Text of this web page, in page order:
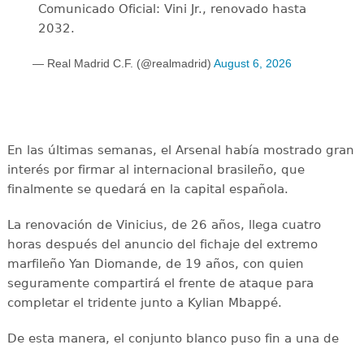
Comunicado Oficial: Vini Jr., renovado hasta
2032.
— Real Madrid C.F. (@realmadrid) August 6, 2026
En las últimas semanas, el Arsenal había mostrado gran
interés por firmar al internacional brasileño, que
finalmente se quedará en la capital española.
La renovación de Vinicius, de 26 años, llega cuatro
horas después del anuncio del fichaje del extremo
marfileño Yan Diomande, de 19 años, con quien
seguramente compartirá el frente de ataque para
completar el tridente junto a Kylian Mbappé.
De esta manera, el conjunto blanco puso fin a una de